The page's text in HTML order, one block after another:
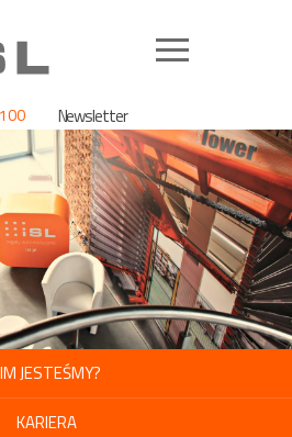
Newsletter
JESTEŚMY?
KARIERA